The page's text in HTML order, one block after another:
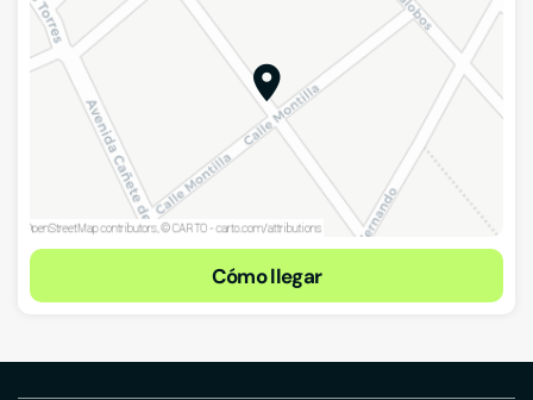
Cómo llegar